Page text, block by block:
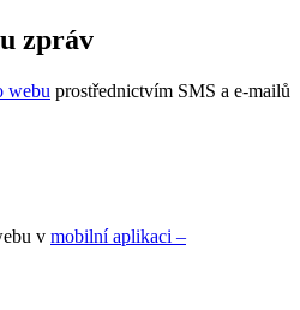
zpráv
webu prostřednictvím SMS a e-mailů
v mobilní aplikaci –